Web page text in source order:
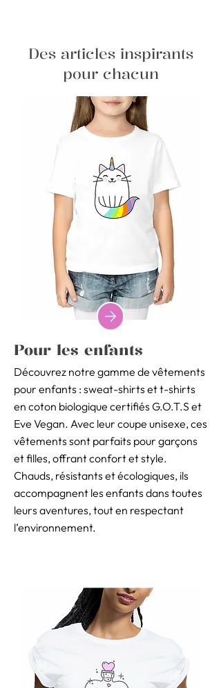
Des articles inspirants
pour chacun
Pour les enfants
Découvrez notre gamme de vêtements
pour enfants : sweat-shirts et t-shirts
en coton biologique certifiés G.O.T.S et
Eve Vegan. Avec leur coupe unisexe, ces
vêtements sont parfaits pour garçons
et filles, offrant confort et style.
Chauds, résistants et écologiques, ils
accompagnent les enfants dans toutes
leurs aventures, tout en respectant
l’environnement.